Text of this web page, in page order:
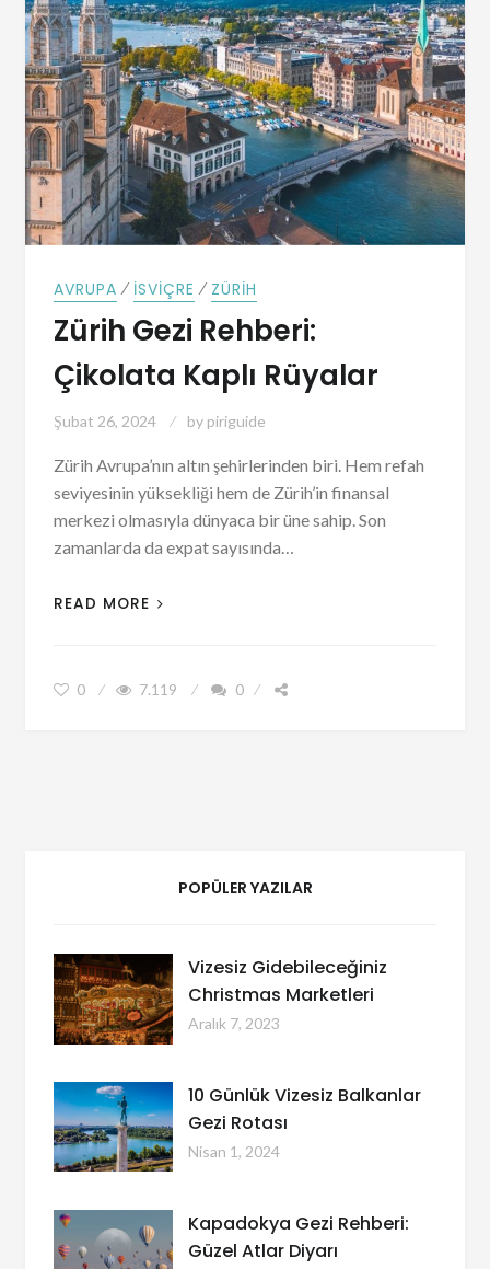
AVRUPA ⁄ İSVIÇRE ⁄ ZÜRIH
Zürih Gezi Rehberi:
Çikolata Kaplı Rüyalar
Şubat 26, 2024 by piriguide
Zürih Avrupa’nın altın şehirlerinden biri. Hem refah
seviyesinin yüksekliği hem de Zürih’in finansal
merkezi olmasıyla dünyaca bir üne sahip. Son
zamanlarda da expat sayısında…
READ MORE
0 7.119 0
POPÜLER YAZILAR
Vizesiz Gidebileceğiniz
Christmas Marketleri
Aralık 7, 2023
10 Günlük Vizesiz Balkanlar
Gezi Rotası
Nisan 1, 2024
Kapadokya Gezi Rehberi:
Güzel Atlar Diyarı